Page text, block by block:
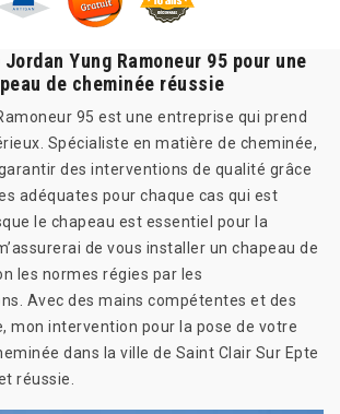
Yung Ramoneur 95 pour une
de cheminée réussie
95 est une entreprise qui prend
Spécialiste en matière de cheminée,
des interventions de qualité grâce
adéquates pour chaque cas qui est
le chapeau est essentiel pour la
de vous installer un chapeau de
les normes régies par les
Avec des mains compétentes et des
mon intervention pour la pose de votre
dans la ville de Saint Clair Sur Epte
réussie.